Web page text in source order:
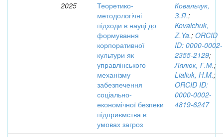
2025
Теоретико-
методологічні
підходи в науці до
формування
корпоративної
культури як
управлінського
механізму
забезпечення
соціально-
економічної безпеки
підприємства в
умовах загроз
Ковальчук,
З.Я.;
Kovalchuk,
Z.Ya.; ORCID
ID: 0000-0002-
2355-2129;
Лялюк, Г.М.;
Lialiuk, H.M.;
ORCID ID:
0000-0002-
4819-6247